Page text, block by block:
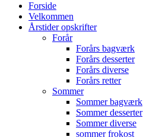
Menu
Forside
Velkommen
Årstider opskrifter
Forår
Forårs bagværk
Forårs desserter
Forårs diverse
Forårs retter
Sommer
Sommer bagværk
Sommer desserter
Sommer diverse
sommer frokost